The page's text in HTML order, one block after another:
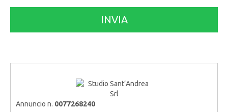
Annuncio n. 0077268240